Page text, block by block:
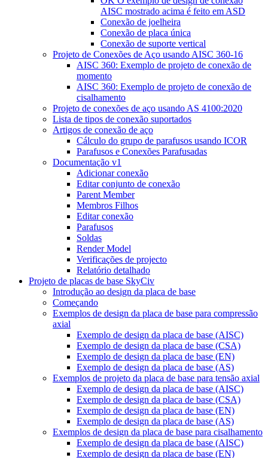
AISC mostrado acima é feito em ASD
Conexão de joelheira
Conexão de placa única
Conexão de suporte vertical
Projeto de Conexões de Aço usando AISC 360-16
AISC 360: Exemplo de projeto de conexão de
momento
AISC 360: Exemplo de projeto de conexão de
cisalhamento
Projeto de conexões de aço usando AS 4100:2020
Lista de tipos de conexão suportados
Artigos de conexão de aço
Cálculo do grupo de parafusos usando ICOR
Parafusos e Conexões Parafusadas
Documentação v1
Adicionar conexão
Editar conjunto de conexão
Parent Member
Membros Filhos
Editar conexão
Parafusos
Soldas
Render Model
Verificações de projecto
Relatório detalhado
Projeto de placas de base SkyCiv
Introdução ao design da placa de base
Começando
Exemplos de design da placa de base para compressão
axial
Exemplo de design da placa de base (AISC)
Exemplo de design da placa de base (CSA)
Exemplo de design da placa de base (EN)
Exemplo de design da placa de base (AS)
Exemplos de projeto da placa de base para tensão axial
Exemplo de design da placa de base (AISC)
Exemplo de design da placa de base (CSA)
Exemplo de design da placa de base (EN)
Exemplo de design da placa de base (AS)
Exemplos de design da placa de base para cisalhamento
Exemplo de design da placa de base (AISC)
Exemplo de design da placa de base (EN)